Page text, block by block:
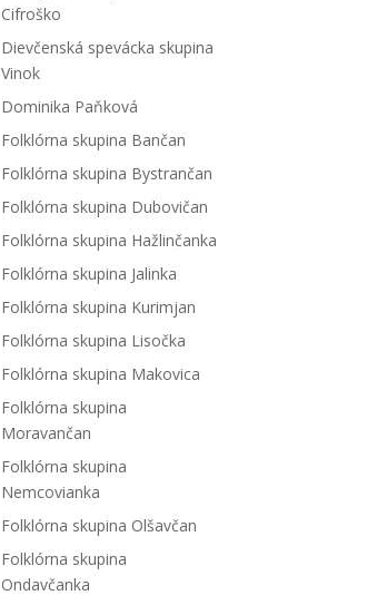
Cifroško
Dievčenská spevácka skupina
Vinok
Dominika Paňková
Folklórna skupina Bančan
Folklórna skupina Bystrančan
Folklórna skupina Dubovičan
Folklórna skupina Hažlinčanka
Folklórna skupina Jalinka
Folklórna skupina Kurimjan
Folklórna skupina Lisočka
Folklórna skupina Makovica
Folklórna skupina
Moravančan
Folklórna skupina
Nemcovianka
Folklórna skupina Olšavčan
Folklórna skupina
Ondavčanka